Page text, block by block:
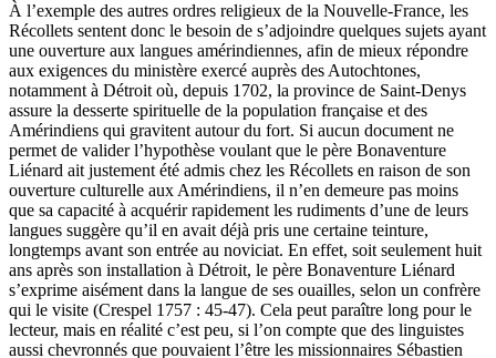
À l’exemple des autres ordres religieux de la Nouvelle-France, les
Récollets sentent donc le besoin de s’adjoindre quelques sujets ayant
une ouverture aux langues amérindiennes, afin de mieux répondre
aux exigences du ministère exercé auprès des Autochtones,
notamment à Détroit où, depuis 1702, la province de Saint-Denys
assure la desserte spirituelle de la population française et des
Amérindiens qui gravitent autour du fort. Si aucun document ne
permet de valider l’hypothèse voulant que le père Bonaventure
Liénard ait justement été admis chez les Récollets en raison de son
ouverture culturelle aux Amérindiens, il n’en demeure pas moins
que sa capacité à acquérir rapidement les rudiments d’une de leurs
langues suggère qu’il en avait déjà pris une certaine teinture,
longtemps avant son entrée au noviciat. En effet, soit seulement huit
ans après son installation à Détroit, le père Bonaventure Liénard
s’exprime aisément dans la langue de ses ouailles, selon un confrère
qui le visite (Crespel 1757 : 45-47). Cela peut paraître long pour le
lecteur, mais en réalité c’est peu, si l’on compte que des linguistes
aussi chevronnés que pouvaient l’être les missionnaires Sébastien